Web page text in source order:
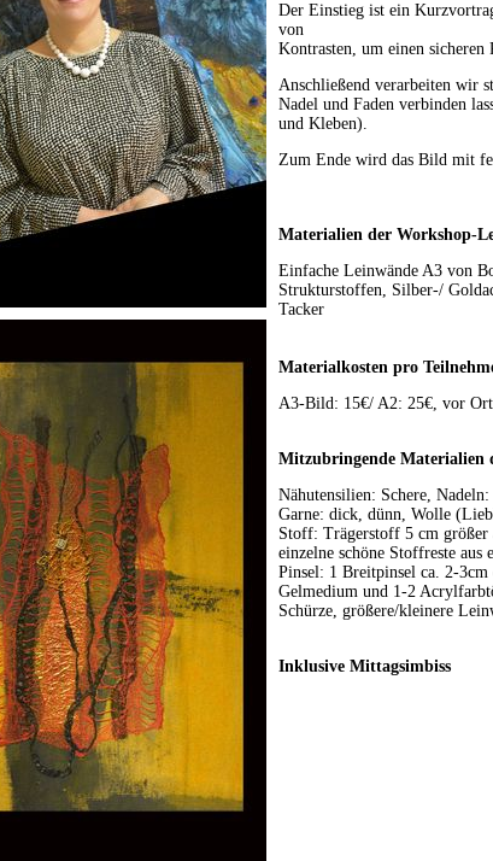
Der Einstieg ist ein
von
Kontrasten, um einen
Anschließend verarbeiten wir
Nadel und Faden verbinden
und Kleben).
Zum Ende wird das Bild mit
Materialien der Workshop-
Einfache Leinwände A3 von
Strukturstoffen, Silber-/
Tacker
Materialkosten pro
A3-Bild: 15€/ A2: 25€, vor Ort
Mitzubringende Materialien
Nähutensilien: Schere,
Garne: dick, dünn, Wolle
Stoff: Trägerstoff 5 cm größer
einzelne schöne Stoffreste aus
Pinsel: 1 Breitpinsel ca. 2-
Gelmedium und 1-2
Schürze, größere/kleinere
Inklusive Mittagsimbiss